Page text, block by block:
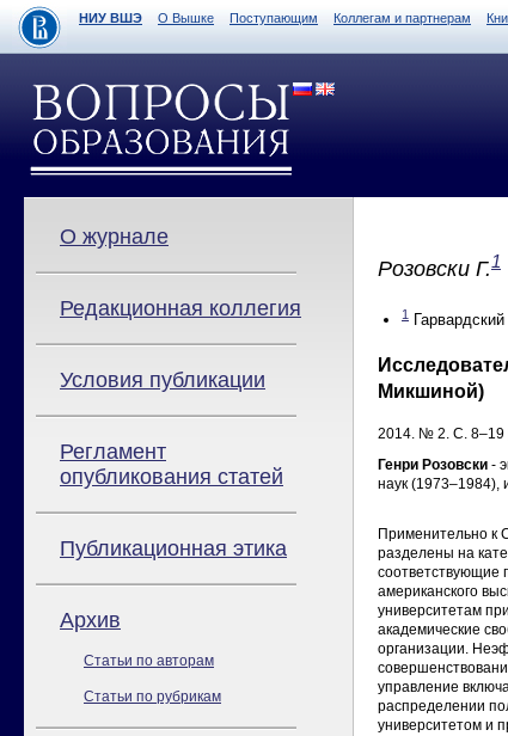
НИУ ВШЭ О Вышке Поступающим Коллегам и партнерам
О журнале
Редакционная коллегия
Условия публикации
Регламент
опубликования статей
Публикационная этика
Архив
Статьи по авторам
Статьи по рубрикам
Розовски Г.1
1
Микшиной)
2014. № 2. С. 8–19
Генри Розовски -
наук (1973–1984),
Применительно к
разделены на
соответствующие
американского
университетам
академические
организации.
управление
распределении
университетом и